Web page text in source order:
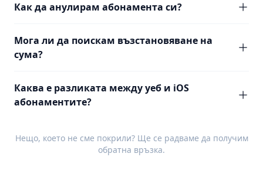
Как да анулирам абонамента си?
Мога ли да поискам възстановяване на
сума?
Каква е разликата между уеб и iOS
абонаментите?
Нещо, което не сме покрили? Ще се радваме да получим
обратна връзка.